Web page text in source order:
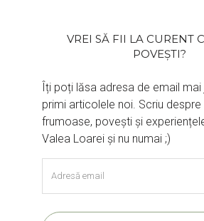
VREI SĂ FII LA CURENT
POVEȘTI?
Îți poți lăsa adresa de email mai
primi articolele noi. Scriu
frumoase, povești și
Valea Loarei și nu numai ;)
email